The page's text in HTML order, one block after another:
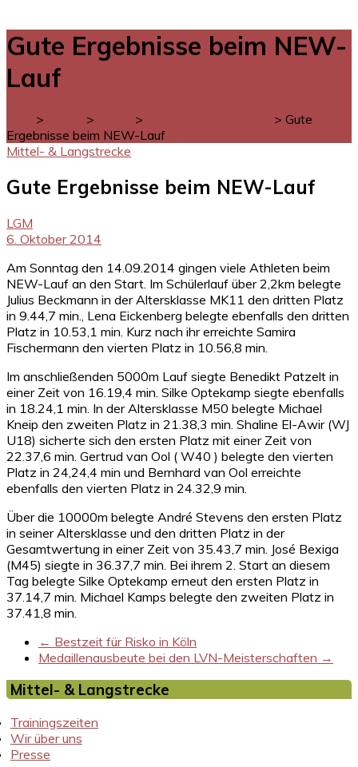
Gute Ergebnisse beim NEW-
Lauf
> > > > Gute
Ergebnisse beim NEW-Lauf
Mittel- & Langstrecke
Gute Ergebnisse beim NEW-Lauf
LGM
6. Oktober 2014
Am Sonntag den 14.09.2014 gingen viele Athleten beim
NEW-Lauf an den Start. Im Schülerlauf über 2,2km belegte
Julius Beckmann in der Altersklasse MK11 den dritten Platz
in 9.44,7 min., Lena Eickenberg belegte ebenfalls den dritten
Platz in 10.53,1 min. Kurz nach ihr erreichte Samira
Fischermann den vierten Platz in 10.56,8 min.
Im anschließenden 5000m Lauf siegte Benedikt Patzelt in
einer Zeit von 16.19,4 min. Silke Optekamp siegte ebenfalls
in 18.24,1 min. In der Altersklasse M50 belegte Michael
Kneip den zweiten Platz in 21.38,3 min. Shaline El-Awir (WJ
U18) sicherte sich den ersten Platz mit einer Zeit von
22.37,6 min. Gertrud van Ool ( W40 ) belegte den vierten
Platz in 24,24,4 min und Bernhard van Ool erreichte
ebenfalls den vierten Platz in 24.32,9 min.
Über die 10000m belegte André Stevens den ersten Platz
in seiner Altersklasse und den dritten Platz in der
Gesamtwertung in einer Zeit von 35.43,7 min. José Bexiga
(M45) siegte in 36.37,7 min. Bei ihrem 2. Start an diesem
Tag belegte Silke Optekamp erneut den ersten Platz in
37.14,7 min. Michael Kamps belegte den zweiten Platz in
37.41,8 min.
← Bestzeit für Risko in Köln
Medaillenausbeute bei den LVN-Meisterschaften →
Mittel- & Langstrecke
Trainingszeiten
Wir über uns
Presse